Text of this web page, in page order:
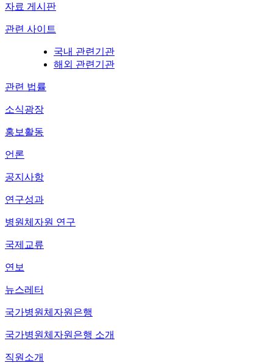
자료 게시판
관련 사이트
국내 관련기관
해외 관련기관
관련 법률
소식광장
홍보활동
언론
공지사항
연구성과
병원체자원 연구
국제교류
연보
뉴스레터
국가병원체자원은행
국가병원체자원은행 소개
직원소개